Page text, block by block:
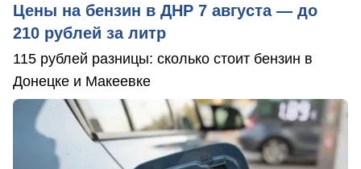
Цены на бензин в ДНР 7 августа — до
210 рублей за литр
115 рублей разницы: сколько стоит бензин в
Донецке и Макеевке